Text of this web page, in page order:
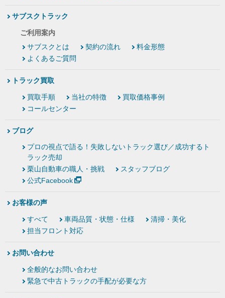
サブスクトラック
ご利用案内
サブスクとは
契約の流れ
料金形態
よくあるご質問
トラック買取
買取手順 当社の特徴
買取価格事例
コールセンター
ブログ
プロの視点で語る！失敗しないトラック選び／成功するト
ラック売却
栗山自動車の職人・挑戦
スタッフブログ
公式Facebook
お客様の声
すべて 車両品質・状態・仕様
清掃・美化
担当フロント対応
お問い合わせ
全般的なお問い合わせ
緊急で中古トラックの手配が必要な方